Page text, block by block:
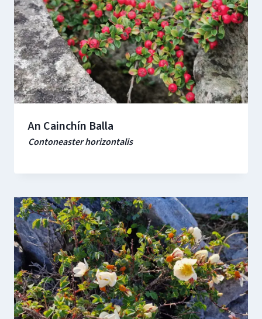
An Cainchín Balla
Contoneaster horizontalis